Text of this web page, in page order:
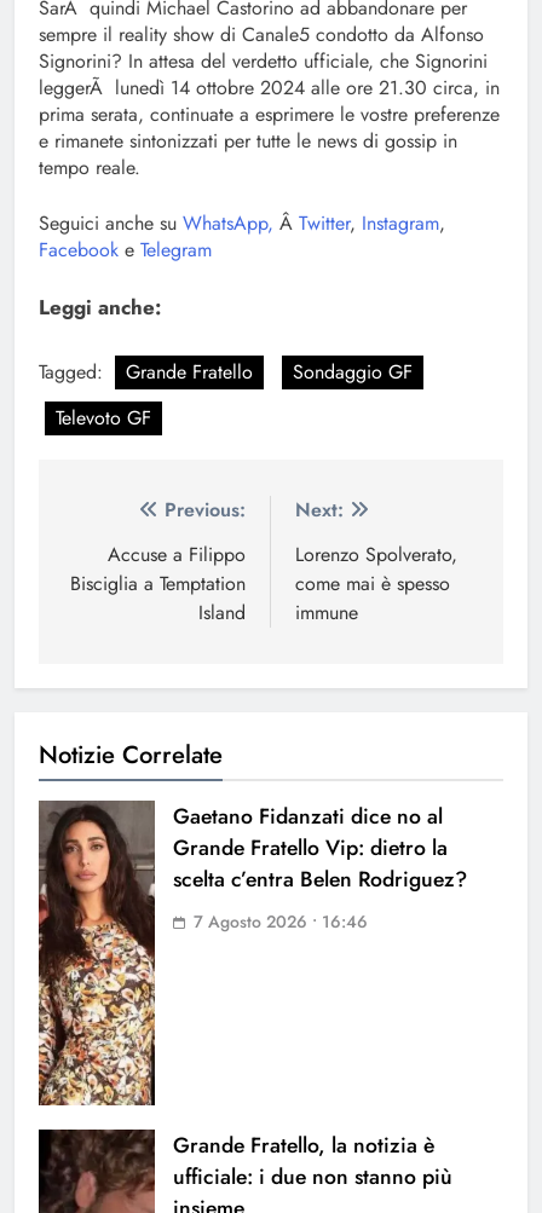
SarÃ quindi Michael Castorino ad abbandonare per
sempre il reality show di Canale5 condotto da Alfonso
Signorini? In attesa del verdetto ufficiale, che Signorini
leggerÃ lunedì 14 ottobre 2024 alle ore 21.30 circa, in
prima serata, continuate a esprimere le vostre preferenze
e rimanete sintonizzati per tutte le news di gossip in
tempo reale.
Seguici anche su WhatsApp, Â Twitter, Instagram,
Facebook e Telegram
Leggi anche:
Tagged: Grande Fratello
Sondaggio GF
Televoto GF
Navigazione
articoli
Previous:
Accuse a Filippo
Bisciglia a Temptation
Island
Next:
Lorenzo Spolverato,
come mai è spesso
immune
Notizie Correlate
Gaetano Fidanzati dice no al
Grande Fratello Vip: dietro la
scelta c’entra Belen Rodriguez?
7 Agosto 2026 • 16:46
Grande Fratello, la notizia è
ufficiale: i due non stanno più